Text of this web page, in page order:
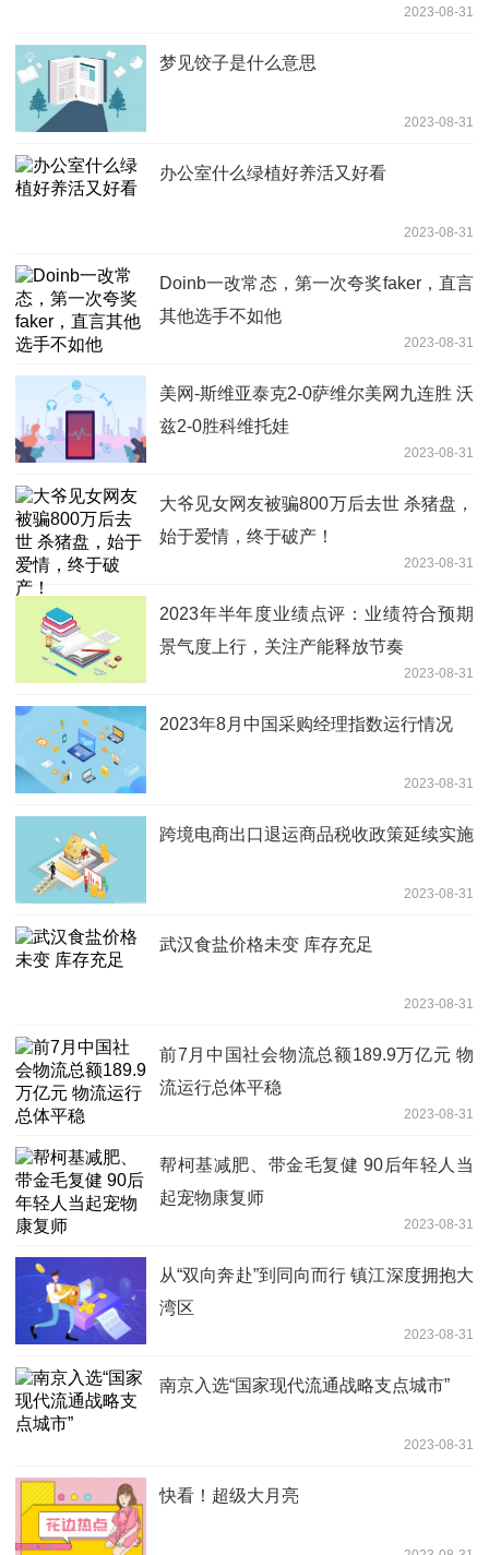
2023-08-31
梦见饺子是什么意思
2023-08-31
办公室什么绿植好养活又好看
2023-08-31
Doinb一改常态，第一次夸奖faker，直言
其他选手不如他
2023-08-31
美网-斯维亚泰克2-0萨维尔美网九连胜 沃
兹2-0胜科维托娃
2023-08-31
大爷见女网友被骗800万后去世 杀猪盘，
始于爱情，终于破产！
2023-08-31
2023年半年度业绩点评：业绩符合预期
景气度上行，关注产能释放节奏
2023-08-31
2023年8月中国采购经理指数运行情况
2023-08-31
跨境电商出口退运商品税收政策延续实施
2023-08-31
武汉食盐价格未变 库存充足
2023-08-31
前7月中国社会物流总额189.9万亿元 物
流运行总体平稳
2023-08-31
帮柯基减肥、带金毛复健 90后年轻人当
起宠物康复师
2023-08-31
从“双向奔赴”到同向而行 镇江深度拥抱大
湾区
2023-08-31
南京入选“国家现代流通战略支点城市”
2023-08-31
快看！超级大月亮